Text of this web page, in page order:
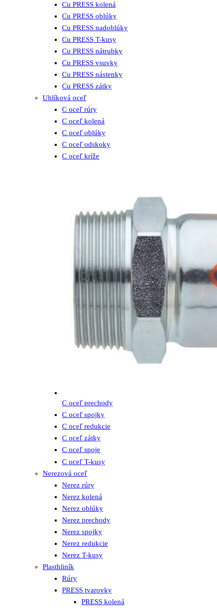
Cu PRESS kolená
Cu PRESS oblúky
Cu PRESS nadoblúky
Cu PRESS T-kusy
Cu PRESS nátrubky
Cu PRESS vsuvky
Cu PRESS nástenky
Cu PRESS zátky
Uhlíková oceľ
C oceľ rúry
C oceľ kolená
C oceľ oblúky
C oceľ odskoky
C oceľ kríže
C oceľ prechody
C oceľ spojky
C oceľ redukcie
C oceľ zátky
C oceľ spoje
C oceľ T-kusy
Nerezová oceľ
Nerez rúry
Nerez kolená
Nerez oblúky
Nerez prechody
Nerez spojky
Nerez redukcie
Nerez T-kusy
Plasthliník
Rúry
PRESS tvarovky
PRESS kolená